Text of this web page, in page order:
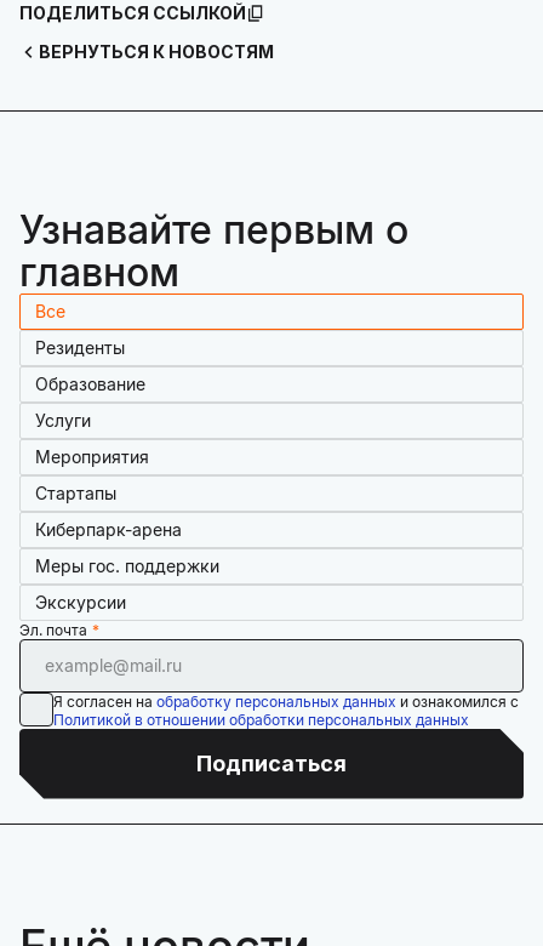
ВЕРНУТЬСЯ К НОВОСТЯМ
ПОДЕЛИТЬСЯ ССЫЛКОЙ
Узнавайте первым о
главном
Все
Резиденты
Образование
Услуги
Мероприятия
Стартапы
Киберпарк-арена
Меры гос. поддержки
Экскурсии
Эл. почта
Я согласен на обработку персональных данных и ознакомился с
Политикой в отношении обработки персональных данных
Подписаться